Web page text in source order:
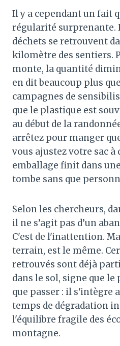
Il y a cependant un fait
régularité surprenante.
déchets se retrouvent
kilomètre des sentiers.
monte, la quantité
en dit beaucoup plus
campagnes de
que le plastique est
au début de la
arrêtez pour manger
vous ajustez votre sac à
emballage finit dans
tombe sans que
Selon les chercheurs,
il ne s’agit pas d’un
C'est de l'inattention.
terrain, est le même.
retrouvés sont déjà
dans le sol, signe que
que passer : il s'intègre
temps de dégradation
l'équilibre fragile des
montagne.